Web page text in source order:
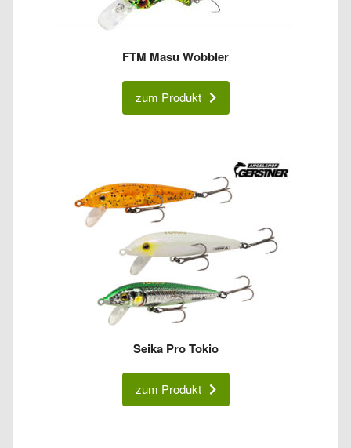
FTM Masu Wobbler
zum Produkt
Seika Pro Tokio
zum Produkt